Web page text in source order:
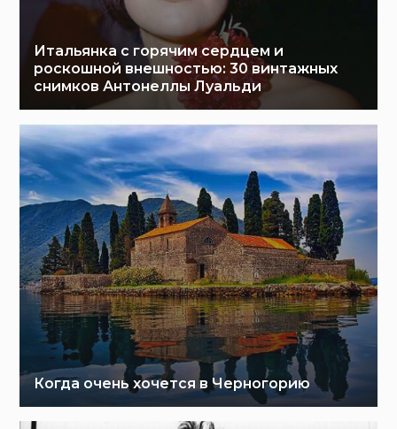
Итальянка с горячим сердцем и
роскошной внешностью: 30 винтажных
снимков Антонеллы Луальди
Когда очень хочется в Черногорию